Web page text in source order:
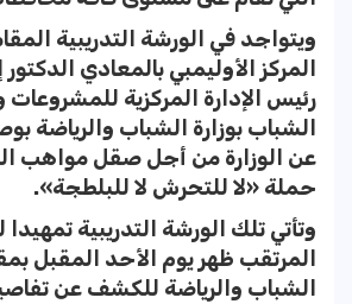
ويتواجد في الورشة التدريبية
المركز الأوليمبي بالمعادي
رئيس الإدارة المركزية للمشروعات
الشباب بوزارة الشباب والرياضة
عن الوزارة من أجل صقل مواهب
حملة «لا للتحرش لا للبلطجة».
وتأتي تلك الورشة التدريبية تمهيدا
المرتقب ظهر يوم الأحد المقبل
الشباب والرياضة للكشف عن